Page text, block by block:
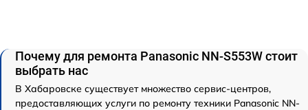
Почему для ремонта Panasonic NN-S553W стоит
выбрать нас
В Хабаровске существует множество сервис-центров,
предоставляющих услуги по ремонту техники Panasonic NN-